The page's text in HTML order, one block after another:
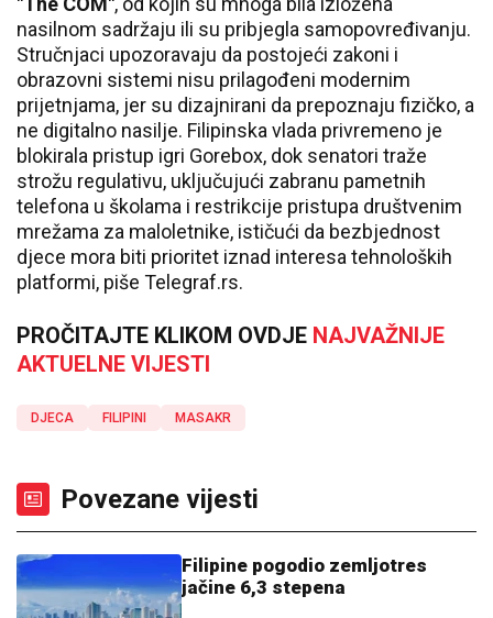
nasilnom sadržaju ili su pribjegla samopovređivanju.
Stručnjaci upozoravaju da postojeći zakoni i
obrazovni sistemi nisu prilagođeni modernim
prijetnjama, jer su dizajnirani da prepoznaju fizičko, a
ne digitalno nasilje. Filipinska vlada privremeno je
blokirala pristup igri Gorebox, dok senatori traže
strožu regulativu, uključujući zabranu pametnih
telefona u školama i restrikcije pristupa društvenim
mrežama za maloletnike, ističući da bezbjednost
djece mora biti prioritet iznad interesa tehnoloških
platformi, piše Telegraf.rs.
PROČITAJTE KLIKOM OVDJE NAJVAŽNIJE
AKTUELNE VIJESTI
DJECA FILIPINI MASAKR
Povezane vijesti
Filipine pogodio zemljotres
jačine 6,3 stepena